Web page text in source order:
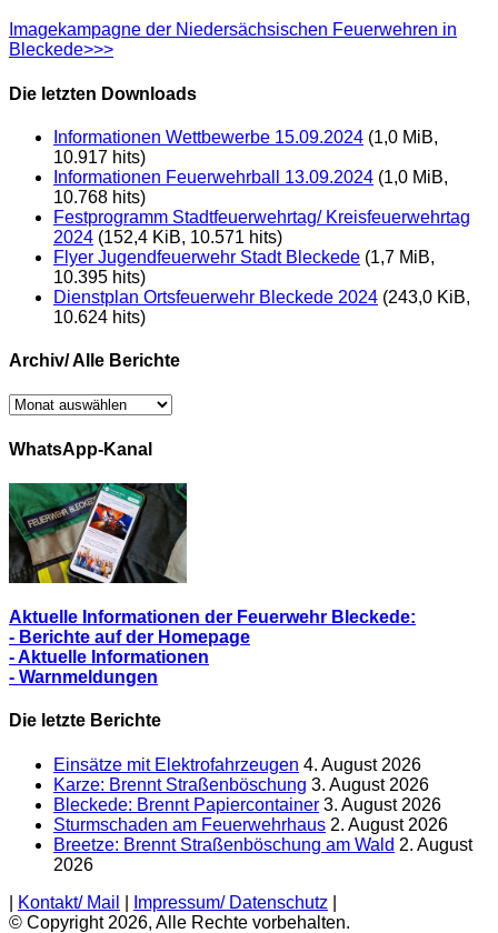
Imagekampagne der Niedersächsischen Feuerwehren in
Bleckede>>>
Die letzten Downloads
Informationen Wettbewerbe 15.09.2024 (1,0 MiB,
10.917 hits)
Informationen Feuerwehrball 13.09.2024 (1,0 MiB,
10.768 hits)
Festprogramm Stadtfeuerwehrtag/ Kreisfeuerwehrtag
2024 (152,4 KiB, 10.571 hits)
Flyer Jugendfeuerwehr Stadt Bleckede (1,7 MiB,
10.395 hits)
Dienstplan Ortsfeuerwehr Bleckede 2024 (243,0 KiB,
10.624 hits)
Archiv/ Alle Berichte
Archiv/
Berichte
WhatsApp-Kanal
Aktuelle Informationen der Feuerwehr Bleckede:
- Berichte auf der Homepage
- Aktuelle Informationen
- Warnmeldungen
Die letzte Berichte
Einsätze mit Elektrofahrzeugen 4. August 2026
Karze: Brennt Straßenböschung 3. August 2026
Bleckede: Brennt Papiercontainer 3. August 2026
Sturmschaden am Feuerwehrhaus 2. August 2026
Breetze: Brennt Straßenböschung am Wald 2. August
2026
Kontakt/ Mail Impressum/ Datenschutz
© Copyright 2026, Alle Rechte vorbehalten.